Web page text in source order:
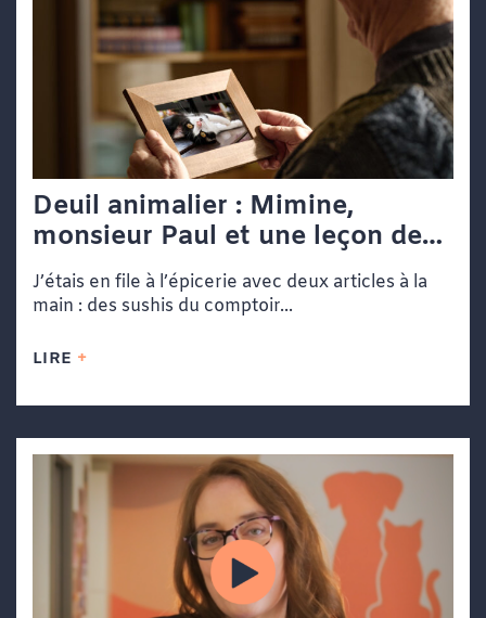
Deuil animalier : Mimine,
monsieur Paul et une leçon de
vie dans une file d’attente
J’étais en file à l’épicerie avec deux articles à la
main : des sushis du comptoir...
LIRE